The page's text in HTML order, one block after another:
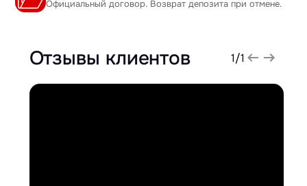
Официальный договор. Возврат депозита при отмене.
Отзывы клиентов 1/1